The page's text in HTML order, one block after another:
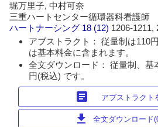
堀万里子, 中村可奈
三重ハートセンター循環器科看護師
ハートナーシング 18 (12) 1206-1211,
アブストラクト： 従量制は110
は基本料金に含まれます。
全文ダウンロード： 従量制、基
円(税込) です。
article アブストラクト
download 全文ダウンロード